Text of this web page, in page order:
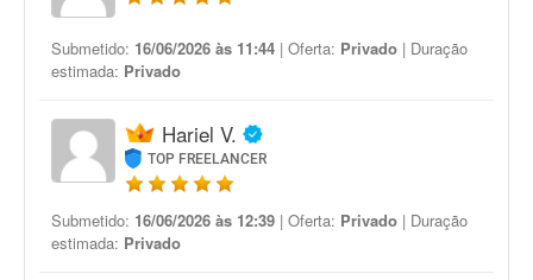
Submetido: 16/06/2026 às 11:44 | Oferta: Privado | Duração
estimada: Privado
Hariel V.
TOP FREELANCER
Submetido: 16/06/2026 às 12:39 | Oferta: Privado | Duração
estimada: Privado